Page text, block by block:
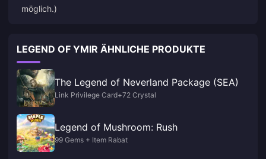
möglich.)
LEGEND OF YMIR ÄHNLICHE PRODUKTE
The Legend of Neverland Package (SEA)
Link Privilege Card+72 Crystal
Legend of Mushroom: Rush
99 Gems + Item Rabat